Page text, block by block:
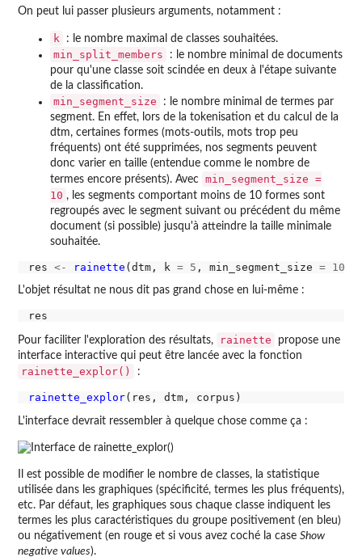
On peut lui passer plusieurs arguments, notamment :
k : le nombre maximal de classes souhaitées.
min_split_members
: le nombre minimal de documents
pour qu'une classe soit scindée en deux à l'étape suivante
de la classification.
min_segment_size
: le nombre minimal de termes par
segment. En effet, lors de la tokenisation et du calcul de la
dtm, certaines formes (mots-outils, mots trop peu
fréquents) ont été supprimées, nos segments peuvent
donc varier en taille (entendue comme le nombre de
termes encore présents). Avec min_segment_size =
10 , les segments comportant moins de 10 formes sont
regroupés avec le segment suivant ou précédent du même
document (si possible) jusqu'à atteindre la taille minimale
souhaitée.
res <- rainette (dtm, k = 5 , min_segment_size = 10
L'objet résultat ne nous dit pas grand chose en lui-même :
Pour faciliter l'exploration des résultats, rainette
propose une
interface interactive qui peut être lancée avec la fonction
rainette_explor() :
rainette_explor
L'interface devrait ressembler à quelque chose comme ça :
Il est possible de modifier le nombre de classes, la statistique
utilisée dans les graphiques (spécificité, termes les plus fréquents),
etc. Par défaut, les graphiques sous chaque classe indiquent les
termes les plus caractéristiques du groupe positivement (en bleu)
ou négativement (en rouge et si vous avez coché la case Show
negative values).